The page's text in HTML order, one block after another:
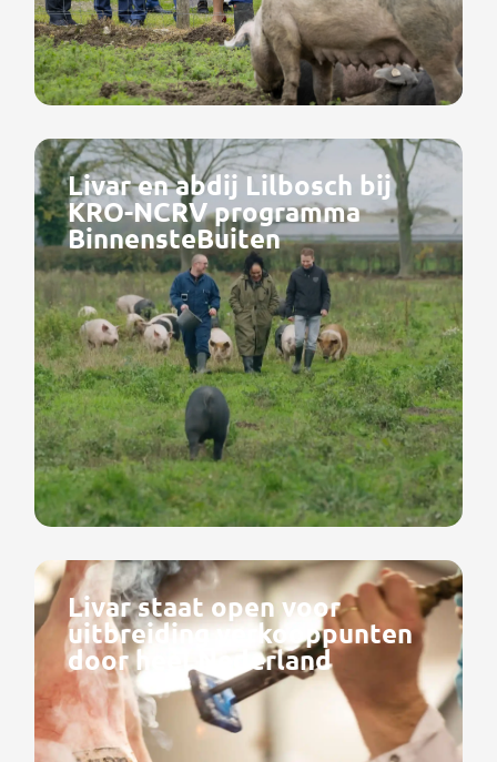
Livar en abdij Lilbosch bij
KRO-NCRV programma
BinnensteBuiten
Livar staat open voor
uitbreiding verkooppunten
door heel Nederland